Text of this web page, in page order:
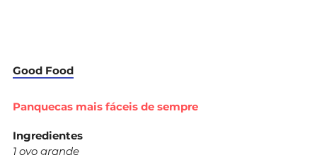
Good Food
Panquecas mais fáceis de sempre
Ingredientes
1 ovo grande